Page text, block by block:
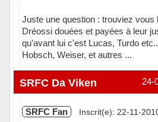
Juste une question : trouviez vous
Dréossi douées et payées à leur
qu'avant lui c'est Lucas, Turdo
Hobsch, Weiser, et autres ...
24-
SRFC Da Viken
SRFC Fan Inscrit(e): 22-11-